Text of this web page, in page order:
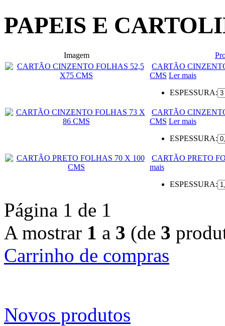
PAPEIS E
Imagem
CARTÃO
CMS Ler mais
ESPESSURA:
CARTÃO
CMS Ler mais
ESPESSURA:
CARTÃO PRETO
mais
ESPESSURA:
Página 1 de 1
A mostrar 1 a 3 (de 3
Carrinho de compras
Novos produtos